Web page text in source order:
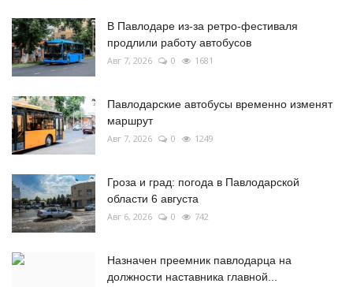
В Павлодаре из-за ретро-фестиваля
продлили работу автобусов
Авг 7, 2026 0 1681
Павлодарские автобусы временно изменят
маршрут
Авг 7, 2026 0 1249
Гроза и град: погода в Павлодарской
области 6 августа
Авг 6, 2026 0 742
Назначен преемник павлодарца на
должности наставника главной...